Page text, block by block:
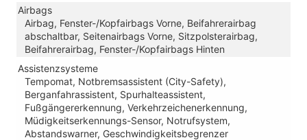
Airbags
Airbag, Fenster-/Kopfairbags Vorne, Beifahrerairbag
abschaltbar, Seitenairbags Vorne, Sitzpolsterairbag,
Beifahrerairbag, Fenster-/Kopfairbags Hinten
Assistenzsysteme
Tempomat, Notbremsassistent (City-Safety),
Berganfahrassistent, Spurhalteassistent,
Fußgängererkennung, Verkehrzeichenerkennung,
Müdigkeitserkennungs-Sensor, Notrufsystem,
Abstandswarner, Geschwindigkeitsbegrenzer